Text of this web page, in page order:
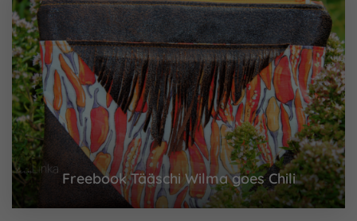
Freebook Tääschi Wilma goes Chili